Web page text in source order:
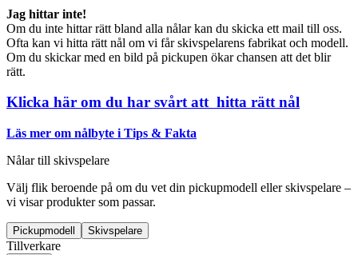
Jag hittar inte!
Om du inte hittar rätt bland alla nålar kan du skicka ett mail till oss.
Ofta kan vi hitta rätt nål om vi får skivspelarens fabrikat och modell.
Om du skickar med en bild på pickupen ökar chansen att det blir
rätt.
Klicka här om du har svårt att hitta rätt nål
Läs mer om nålbyte i Tips & Fakta
Nålar till skivspelare
Välj flik beroende på om du vet din pickupmodell eller skivspelare –
vi visar produkter som passar.
Pickupmodell Skivspelare
Tillverkare